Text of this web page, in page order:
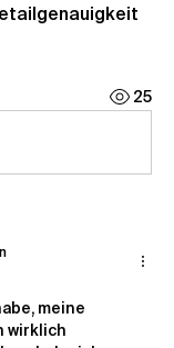
25
meine
wirklich